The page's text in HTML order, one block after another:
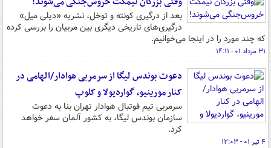
بعد از درگیری کونته و توخل، نشریه «دیلی میل»
درگیری‌های تاریخی دیگری بین مربیان را بررسی کرده
که چند مورد را در اینجا می‌خوانیم.
۳۱ مرداد ۰۱ - ۱۴:۱۱
دعوت بوندس لیگا از سرمربی هوادار/الهامی در
کنار مورینیو، گواردیولا و کلوپ
سرمربی تیم فوتبال هوادار تهران بنا به دعوت
سازمان بوندس لیگا، به کشور آلمان سفر خواهد
کرد.
۴ تیر ۰۱ - ۱۲:۰۳